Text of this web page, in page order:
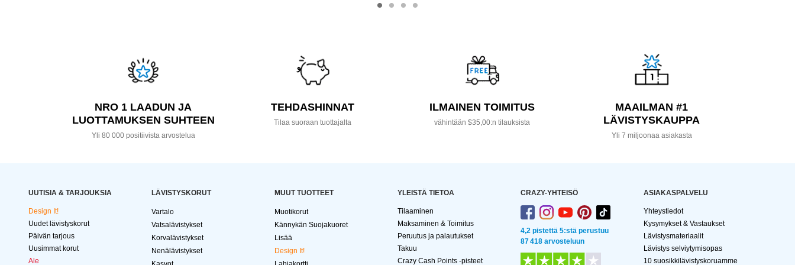
NRO 1 LAADUN JA
LUOTTAMUKSEN SUHTEEN
Yli 80 000 positiivista arvostelua
TEHDASHINNAT
Tilaa suoraan tuottajalta
ILMAINEN TOIMITUS
vähintään $35,00:n tilauksista
MAAILMAN #1
LÄVISTYSKAUPPA
Yli 7 miljoonaa asiakasta
UUTISIA & TARJOUKSIA
Design It!
Uudet lävistyskorut
Päivän tarjous
Uusimmat korut
Ale
LÄVISTYSKORUT
Vartalo
Vatsalävistykset
Korvalävistykset
Nenälävistykset
MUUT TUOTTEET
Muotikorut
Kännykän Suojakuoret
Lisää
Design It!
YLEISTÄ TIETOA
Tilaaminen
Maksaminen & Toimitus
Peruutus ja palautukset
Takuu
Crazy Cash Points -pisteet
CRAZY-YHTEISÖ
4,2 pistettä 5:stä perustuu
87 418 arvosteluun
ASIAKASPALVELU
Yhteystiedot
Kysymykset & Vastaukset
Lävistysmateriaalit
Lävistys selviytymisopas
10 suosikkilävistyskoruamme